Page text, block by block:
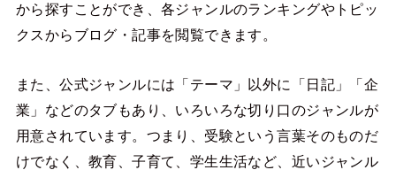
から探すことができ、各ジャンルのランキングやトピッ
クスからブログ・記事を閲覧できます。
また、公式ジャンルには「テーマ」以外に「日記」「企
業」などのタブもあり、いろいろな切り口のジャンルが
用意されています。つまり、受験という言葉そのものだ
けでなく、教育、子育て、学生生活など、近いジャンル